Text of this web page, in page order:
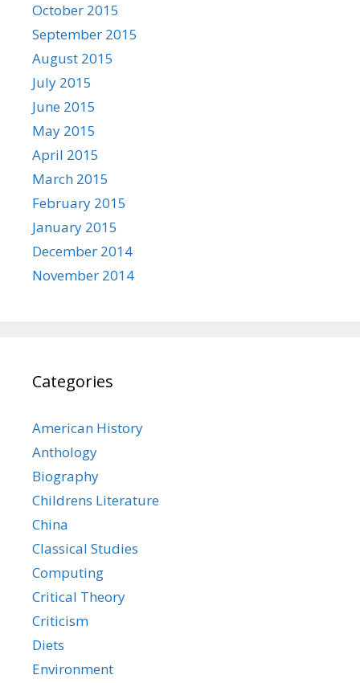
October 2015
September 2015
August 2015
July 2015
June 2015
May 2015
April 2015
March 2015
February 2015
January 2015
December 2014
November 2014
Categories
American History
Anthology
Biography
Childrens Literature
China
Classical Studies
Computing
Critical Theory
Criticism
Diets
Environment